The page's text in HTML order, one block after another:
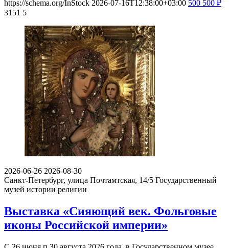
https://schema.org/InStock 2026-07-16T12:38:00+03:00 500 500 ₽
3151 5
2026-06-26 2026-08-30
Санкт-Петербург, улица Почтамтская, 14/5 Государственный
музей истории религии
Выставка «Сияющий век. Фольговые
иконы Российской империи»